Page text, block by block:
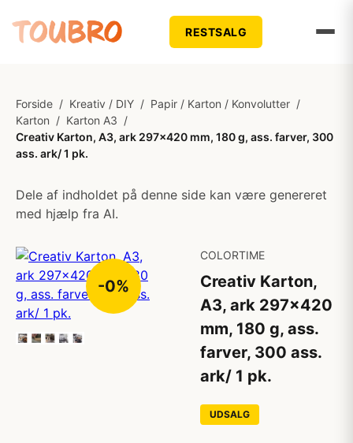
RESTSALG
Forside / Kreativ / DIY / Papir / Karton / Konvolutter /
Karton / Karton A3 /
Creativ Karton, A3, ark 297x420 mm, 180 g, ass. farver, 300
ass. ark/ 1 pk.
Dele af indholdet på denne side kan være genereret
med hjælp fra AI.
-0%
COLORTIME
Creativ Karton,
A3, ark 297x420
mm, 180 g, ass.
farver, 300 ass.
ark/ 1 pk.
UDSALG